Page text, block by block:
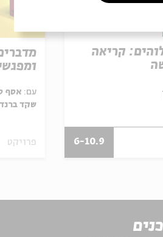
קריאה
6-10.9
עם: אסף
שקד
פרויקט